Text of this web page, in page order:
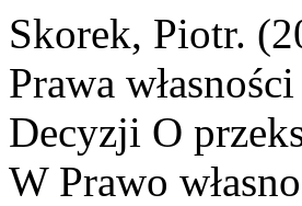
Skorek, Piotr.
Prawa
Decyzji O
W Prawo